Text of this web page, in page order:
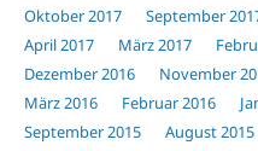
Oktober 2017
September
April 2017
März 2017
Dezember 2016
November
März 2016
Februar 2016
September 2015
August 2015